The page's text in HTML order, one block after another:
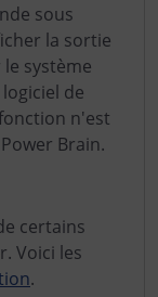
sous
la sortie
système
de
n'est
Brain.
certains
Voici les
.